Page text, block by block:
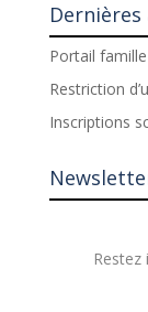
Dernières
Portail famille
Restriction
Inscriptions